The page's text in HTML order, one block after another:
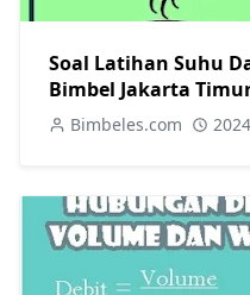
Soal Latihan Suhu
Bimbel Jakarta
Bimbeles.com